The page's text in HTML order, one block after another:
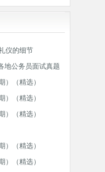
仪的细节
地公务员面试真题
）（精选）
）（精选）
）（精选）
）（精选）
）（精选）